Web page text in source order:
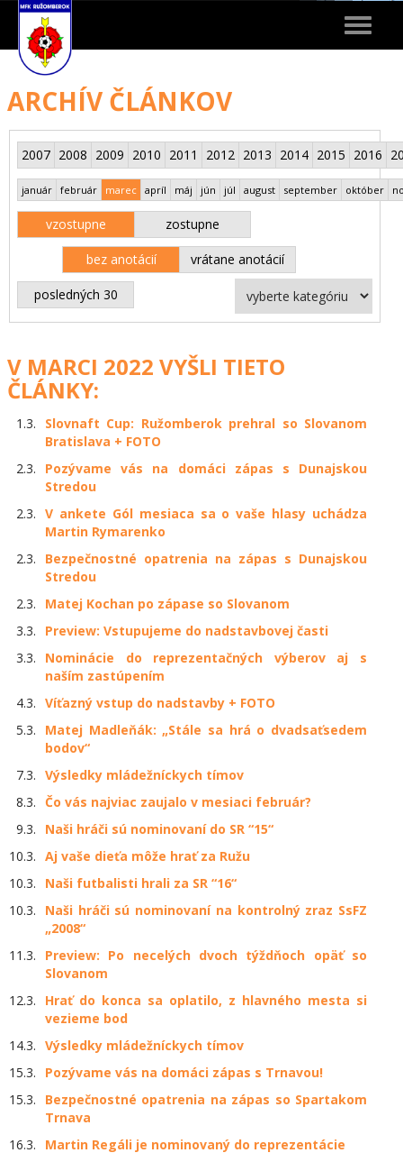
Toggle
ARCHÍV ČLÁNKOV
2007 2008 2009 2010 2011 2012 2013 2014 2015 2016
január február marec apríl máj jún júl august september október
vzostupne zostupne
bez anotácií vrátane anotácií
posledných 30
V MARCI 2022 VYŠLI TIETO
ČLÁNKY:
1.3.
Slovnaft Cup: Ružomberok prehral so Slovanom
Bratislava + FOTO
2.3.
Pozývame vás na domáci zápas s Dunajskou
Stredou
2.3. V ankete Gól mesiaca sa o vaše hlasy uchádza
Martin Rymarenko
2.3.
Bezpečnostné opatrenia na zápas s Dunajskou
Stredou
2.3.
Matej Kochan po zápase so Slovanom
3.3.
Preview: Vstupujeme do nadstavbovej časti
3.3.
Nominácie do reprezentačných výberov aj s
naším zastúpením
4.3. Víťazný vstup do nadstavby + FOTO
5.3.
Matej Madleňák: „Stále sa hrá o dvadsaťsedem
bodov“
7.3. Výsledky mládežníckych tímov
8.3. Čo vás najviac zaujalo v mesiaci február?
9.3.
Naši hráči sú nominovaní do SR “15“
10.3. Aj vaše dieťa môže hrať za Ružu
10.3.
Naši futbalisti hrali za SR “16“
10.3.
Naši hráči sú nominovaní na kontrolný zraz SsFZ
„2008“
11.3.
Preview: Po necelých dvoch týždňoch opäť so
Slovanom
12.3.
Hrať do konca sa oplatilo, z hlavného mesta si
vezieme bod
14.3. Výsledky mládežníckych tímov
15.3.
Pozývame vás na domáci zápas s Trnavou!
15.3.
Bezpečnostné opatrenia na zápas so Spartakom
Trnava
16.3.
Martin Regáli je nominovaný do reprezentácie